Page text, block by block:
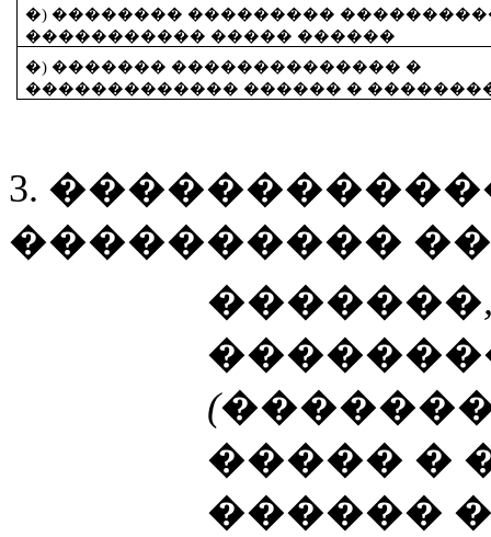
�) �������� ���������
����������� ����� ������
�) ������� �������������� �
������������� ������ �
3.
����������
����� �
������